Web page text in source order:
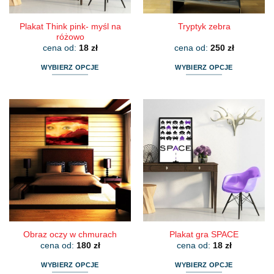
produktu produktu
Plakat Think pink- myśl na
różowo
cena od: 18 zł
WYBIERZ OPCJE
ma
wiele
wariantów.
Opcje
można
wybrać
na
stronie
produktu
Tryptyk zebra
cena od: 250 zł
WYBIERZ OPCJE
wiele
wariantów.
Opcje
można
wybrać
na
stronie
produktu
Obraz oczy w chmurach
cena od: 180 zł
WYBIERZ OPCJE
Plakat gra SPACE
cena od: 18 zł
WYBIERZ OPCJE